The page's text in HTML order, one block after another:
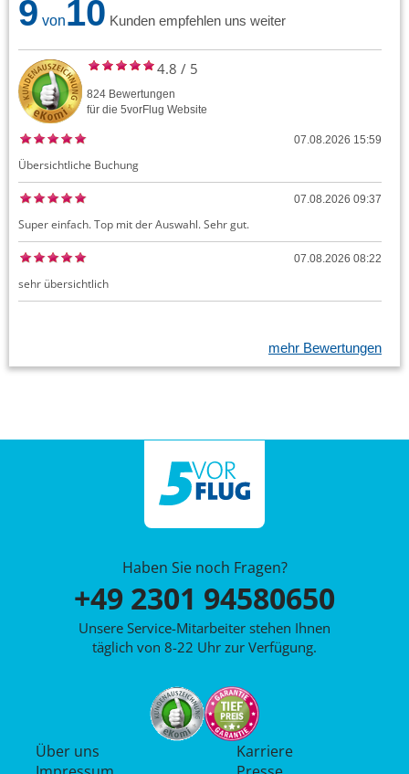
9 von10 Kunden empfehlen uns weiter
4.8 / 5
824 Bewertungen
für die 5vorFlug Website
07.08.2026 15:59
Übersichtliche Buchung
07.08.2026 09:37
Super einfach. Top mit der Auswahl. Sehr gut.
07.08.2026 08:22
sehr übersichtlich
mehr Bewertungen
Haben Sie noch Fragen?
+49 2301 94580650
Unsere Service-Mitarbeiter stehen Ihnen
täglich von 8-22 Uhr zur Verfügung.
Über uns
Karriere